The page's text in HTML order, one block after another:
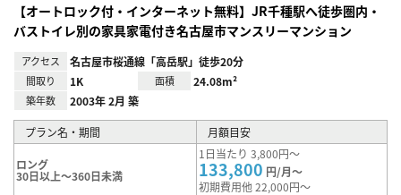
【オートロック付・インターネット無料】JR千種駅へ徒歩圏内・
バストイレ別の家具家電付き名古屋市マンスリーマンション
アクセス 名古屋市桜通線「高岳駅」徒歩20分
間取り 1K 面積 24.08m²
築年数 2003年 2月 築
プラン名・期間 月額目安
ロング
30日以上～360日未満
1日当たり 3,800円～
133,800 円/月～
初期費用他 22,000円～